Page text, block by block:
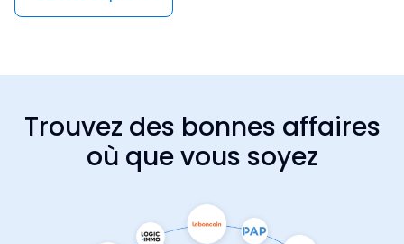
Trouvez des bonnes affaires
où que vous soyez